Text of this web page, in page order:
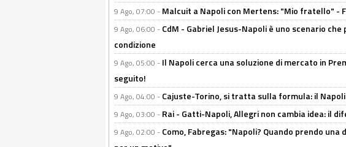
9 Ago, 07:00 - Malcuit a Napoli con Mertens: "Mio fratello" -
9 Ago, 06:00 - CdM - Gabriel Jesus-Napoli è uno scenario
condizione
9 Ago, 05:00 - Il Napoli cerca una soluzione di mercato in
seguito!
9 Ago, 04:00 - Cajuste-Torino, si tratta sulla formula: il
9 Ago, 03:00 - Rai - Gatti-Napoli, Allegri non cambia idea: il
9 Ago, 02:00 - Como, Fabregas: "Napoli? Quando prendo